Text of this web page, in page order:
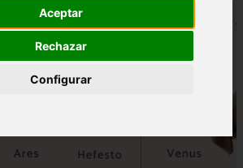
Aceptar
Rechazar
Configurar